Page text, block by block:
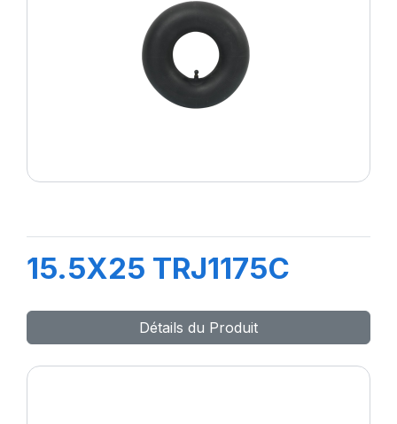
15.5X25 TRJ1175C
Détails du Produit